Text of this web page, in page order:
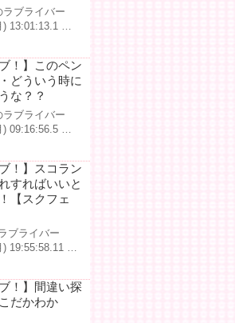
ブライバー
) 13:01:13.1 …
！】このペン
どういう時に
な？？
ブライバー
) 09:16:56.5 …
！】スコラン
すればいいと
【スクフェ
ブライバー
) 19:55:58.11 …
！】間違い探
だかわか